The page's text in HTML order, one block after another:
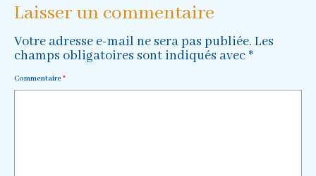
Laisser un commentaire
Votre adresse e-mail ne sera pas publiée. Les
champs obligatoires sont indiqués avec *
Commentaire*